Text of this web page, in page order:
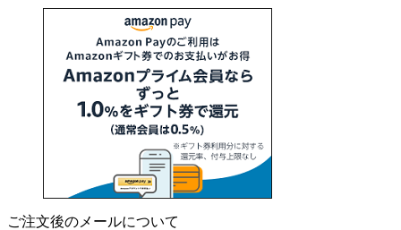
ご注文後のメールについて